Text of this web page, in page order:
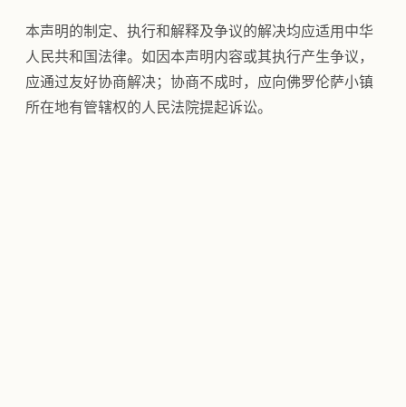
本声明的制定、执行和解释及争议的解决均应适用中华
人民共和国法律。如因本声明内容或其执行产生争议，
应通过友好协商解决；协商不成时，应向佛罗伦萨小镇
所在地有管辖权的人民法院提起诉讼。